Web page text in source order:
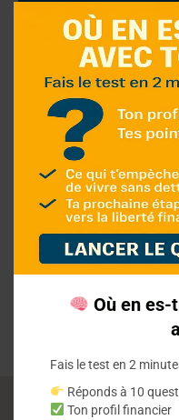
Top 6 des
ans
Maîtrisez vos
erreurs courantes.
Où en
Fais le test en 2
Réponds à 10
Ton profil financier